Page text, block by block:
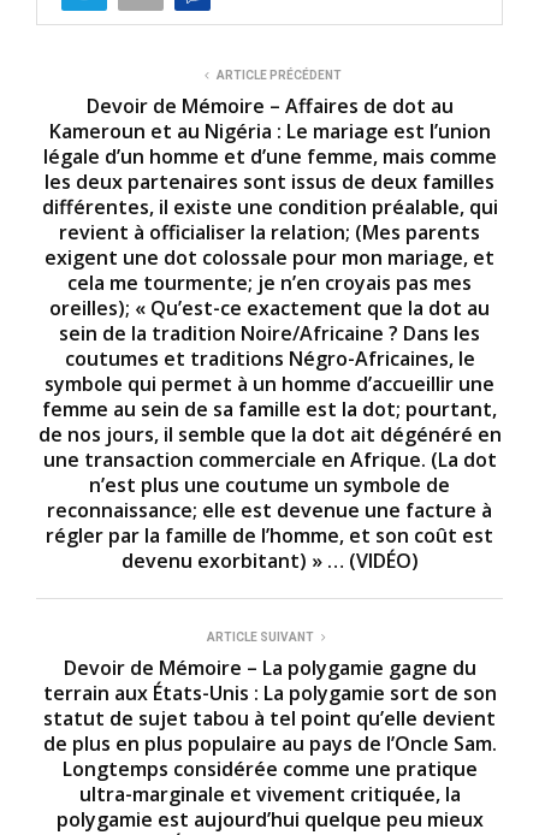
ARTICLE PRÉCÉDENT
Devoir de Mémoire – Affaires de dot au
Kameroun et au Nigéria : Le mariage est l’union
légale d’un homme et d’une femme, mais comme
les deux partenaires sont issus de deux familles
différentes, il existe une condition préalable, qui
revient à officialiser la relation; (Mes parents
exigent une dot colossale pour mon mariage, et
cela me tourmente; je n’en croyais pas mes
oreilles); « Qu’est-ce exactement que la dot au
sein de la tradition Noire/Africaine ? Dans les
coutumes et traditions Négro-Africaines, le
symbole qui permet à un homme d’accueillir une
femme au sein de sa famille est la dot; pourtant,
de nos jours, il semble que la dot ait dégénéré en
une transaction commerciale en Afrique. (La dot
n’est plus une coutume un symbole de
reconnaissance; elle est devenue une facture à
régler par la famille de l’homme, et son coût est
devenu exorbitant) » … (VIDÉO)
ARTICLE SUIVANT
Devoir de Mémoire – La polygamie gagne du
terrain aux États-Unis : La polygamie sort de son
statut de sujet tabou à tel point qu’elle devient
de plus en plus populaire au pays de l’Oncle Sam.
Longtemps considérée comme une pratique
ultra-marginale et vivement critiquée, la
polygamie est aujourd’hui quelque peu mieux